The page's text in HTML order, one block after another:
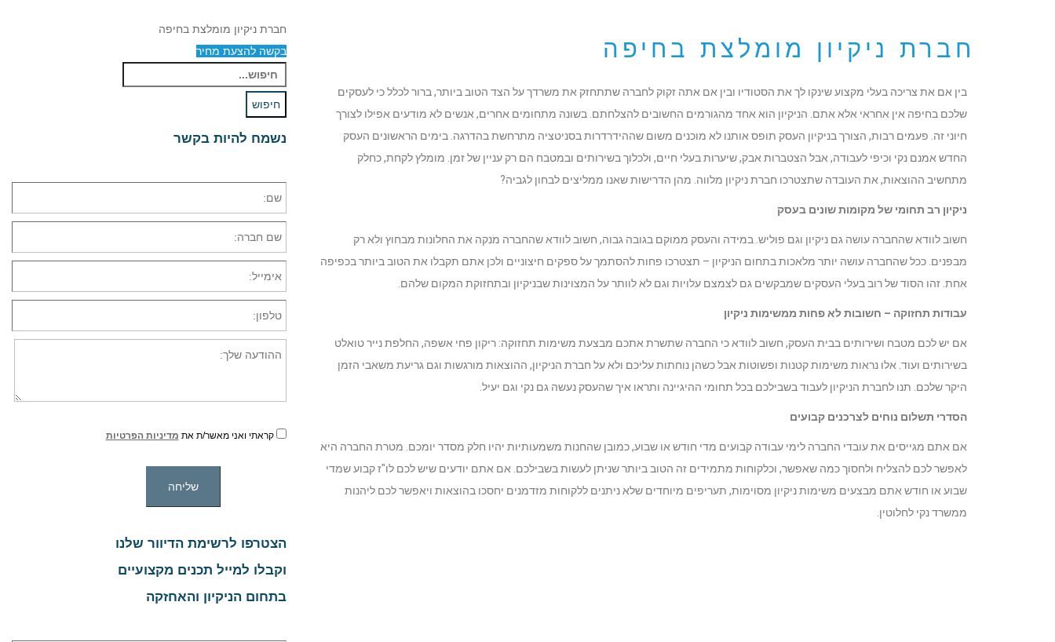
חברת ניקיון מומלצת בחיפה
בין אם את צריכה בעלי מקצוע שינקו לך את הסטודיו ובין אם אתה זקוק לחברה שתתחזק את משרדך על הצד הטוב ביותר, ברור לכלל כי לעסקים
שלכם בחיפה אין אחראי אלא אתם. הניקיון הוא אחד מהגורמים החשובים להצלחתם. בשונה מתחומים אחרים, אנשים לא מודעים אפילו לצורך
חיוני זה. פעמים רבות, הצורך בניקיון העסק תופס אותנו לא מוכנים משום שההידרדרות בסניטציה מתרחשת בהדרגה. בימים הראשונים העסק
החדש אמנם נקי וכיפי לעבודה, אבל הצטברות אבק, שיערות בעלי חיים, ולכלוך בשירותים ובמטבח הם רק עניין של זמן. מומלץ לקחת, כחלק
מתחשיב ההוצאות, את העובדה שתצטרכו חברת ניקיון מלווה. מהן הדרישות שאנו ממליצים לבחון לגביה?
ניקיון רב תחומי של מקומות שונים בעסק
חשוב לוודא שהחברה עושה גם ניקיון וגם פוליש. במידה והעסק ממוקם בגובה גבוה, חשוב לוודא שהחברה מנקה את החלונות מבחוץ ולא רק
מבפנים. ככל שהחברה עושה יותר מלאכות בתחום הניקיון – תצטרכו פחות להסתמך על ספקים חיצוניים ולכן אתם תקבלו את הטוב ביותר בכפיפה
אחת. זהו הסוד של רוב בעלי העסקים שמבקשים גם לצמצם עלויות וגם לא לוותר על המצוינות שבניקיון ובתחזוקת המקום שלהם.
עבודות תחזוקה – חשובות לא פחות ממשימות ניקיון
אם יש לכם מטבח ושירותים בבית העסק, חשוב לוודא כי החברה שתשרת אתכם מבצעת משימות תחזוקה: ריקון פחי אשפה, החלפת נייר טואלט
בשירותים ועוד. אלו נראות משימות קטנות ופשוטות אבל כשהן נוחתות עליכם ולא על חברת הניקיון, ההוצאות מורגשות וגם גריעת משאבי הזמן
היקר שלכם. תנו לחברת הניקיון לעבוד בשבילכם בכל תחומי ההיגיינה ותראו איך שהעסק נעשה גם נקי וגם יעיל.
הסדרי תשלום נוחים לצרכנים קבועים
אם אתם מגייסים את עובדי החברה לימי עבודה קבועים מדי חודש או שבוע, כמובן שהחנות משמעותיות יהיו חלק מסדר יומכם. מטרת החברה היא
לאפשר לכם להצליח ולחסוך כמה שאפשר, וכלקוחות מתמידים זה הטוב ביותר שניתן לעשות בשבילכם. אם אתם יודעים שיש לכם לו"ז קבוע שמדי
שבוע או חודש אתם מבצעים משימות ניקיון מסוימות, תעריפים מיוחדים שלא ניתנים ללקוחות מזדמנים יחסכו בהוצאות ויאפשר לכם ליהנות
ממשרד נקי לחלוטין.
חברת ניקיון מומלצת בחיפה
בקשה להצעת מחיר
חיפוש
עבור:
חיפוש
נשמח להיות בקשר
קראתי ואני מאשר/ת את מדיניות הפרטיות
הצטרפו לרשימת הדיוור שלנו
וקבלו למייל תכנים מקצועיים
בתחום הניקיון והאחזקה